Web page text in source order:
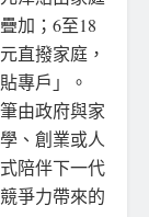
加；6至18
直撥家庭，
專戶」。
由政府與家
、創業或人
陪伴下一代
爭力帶來的